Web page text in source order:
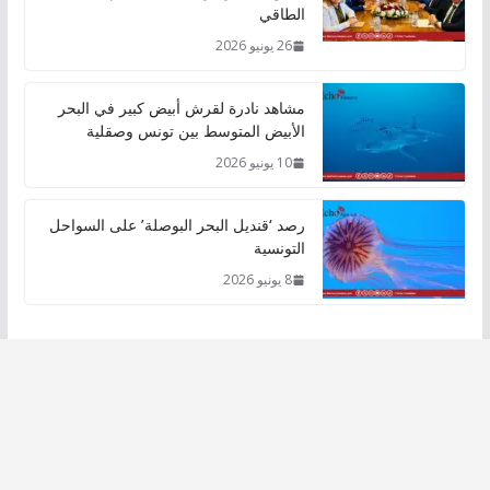
الطاقي
26 يونيو 2026
مشاهد نادرة لقرش أبيض كبير في البحر
الأبيض المتوسط بين تونس وصقلية
10 يونيو 2026
رصد ‘قنديل البحر البوصلة’ على السواحل
التونسية
8 يونيو 2026